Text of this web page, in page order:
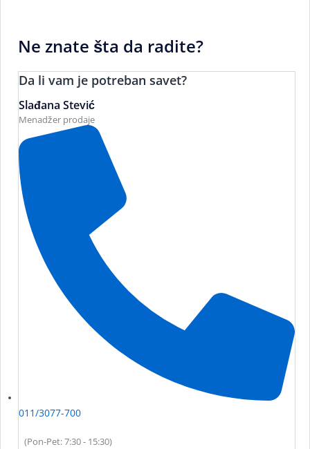
Ne znate šta da radite?
Da li vam je potreban savet?
Slađana Stević
Menadžer prodaje
011/3077-700
(Pon-Pet: 7:30 - 15:30)